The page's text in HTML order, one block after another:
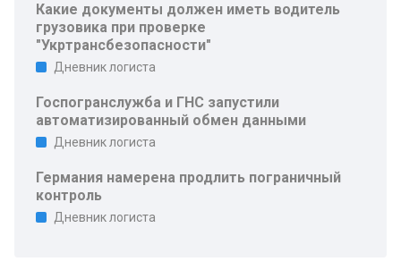
Какие документы должен иметь водитель
грузовика при проверке
"Укртрансбезопасности"
Дневник логиста
Госпогранслужба и ГНС запустили
автоматизированный обмен данными
Дневник логиста
Германия намерена продлить пограничный
контроль
Дневник логиста